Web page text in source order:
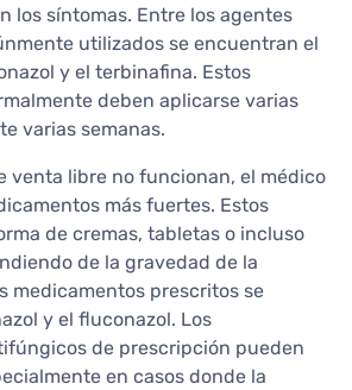
los síntomas. Entre los agentes
utilizados se encuentran el
y el terbinafina. Estos
deben aplicarse varias
varias semanas.
venta libre no funcionan, el médico
más fuertes. Estos
de cremas, tabletas o incluso
de la gravedad de la
medicamentos prescritos se
y el fluconazol. Los
de prescripción pueden
en casos donde la